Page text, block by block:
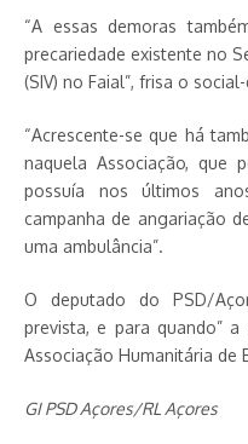
“A essas demoras
precariedade existente no
(SIV) no Faial”, frisa o
“Acrescente-se que há
naquela Associação, que
possuía nos últimos
campanha de angariação
uma ambulância”.
O deputado do PSD/
prevista, e para quando”
Associação Humanitária de
GI PSD Açores/RL Açores